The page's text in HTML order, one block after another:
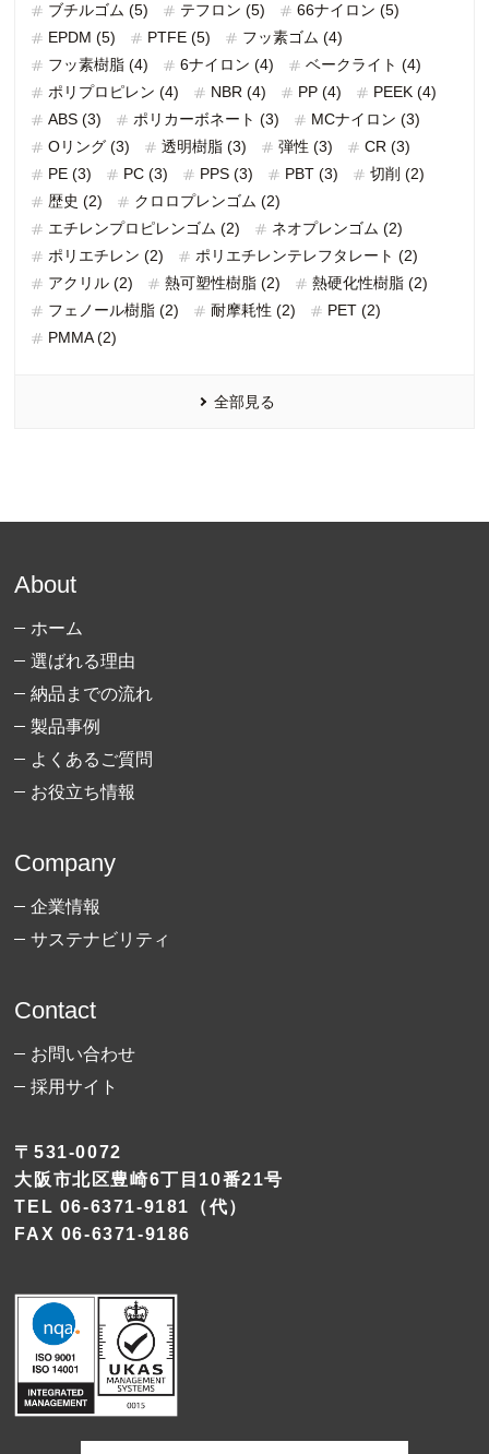
ブチルゴム (5)
テフロン (5)
66ナイロン (5)
EPDM (5)
PTFE (5)
フッ素ゴム (4)
フッ素樹脂 (4)
6ナイロン (4)
ベークライト (4)
ポリプロピレン (4)
NBR (4) PP (4)
PEEK (4)
ABS (3)
ポリカーボネート (3)
MCナイロン (3)
Oリング (3)
透明樹脂 (3) 弾性 (3)
CR (3)
PE (3)
PC (3) PPS (3) PBT (3)
切削 (2)
歴史 (2)
クロロプレンゴム (2)
エチレンプロピレンゴム (2)
ネオプレンゴム (2)
ポリエチレン (2)
ポリエチレンテレフタレート (2)
アクリル (2)
熱可塑性樹脂 (2)
熱硬化性樹脂 (2)
フェノール樹脂 (2)
耐摩耗性 (2)
PET (2)
PMMA (2)
全部見る
〒531-0072
大阪市北区豊崎6丁目10番21号
TEL 06-6371-9181
（代）
FAX 06-6371-9186
About
ホーム
選ばれる理由
納品までの流れ
製品事例
よくあるご質問
お役立ち情報
Company
企業情報
サステナビリティ
Contact
お問い合わせ
採用サイト